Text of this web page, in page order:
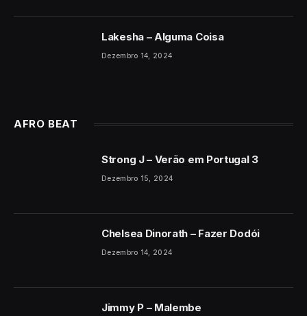
Lakesha – Alguma Coisa
Dezembro 14, 2024
AFRO BEAT
Strong J – Verão em Portugal 3
Dezembro 15, 2024
Chelsea Dinorath – Fazer Dodói
Dezembro 14, 2024
Jimmy P – Malembe